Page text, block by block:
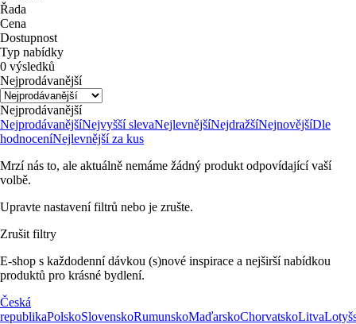
Řada
Cena
Dostupnost
Typ nabídky
0 výsledků
Nejprodávanější
Nejprodávanější
NejprodávanějšíNejvyšší slevaNejlevnějšíNejdražšíNejnovějšíDle
hodnoceníNejlevnější za kus
Mrzí nás to, ale aktuálně nemáme žádný produkt odpovídající vaší
volbě.
Upravte nastavení filtrů nebo je zrušte.
Zrušit filtry
E-shop s každodenní dávkou (s)nové inspirace a nejširší nabídkou
produktů pro krásné bydlení.
Česká
republikaPolskoSlovenskoRumunskoMaďarskoChorvatskoLitva